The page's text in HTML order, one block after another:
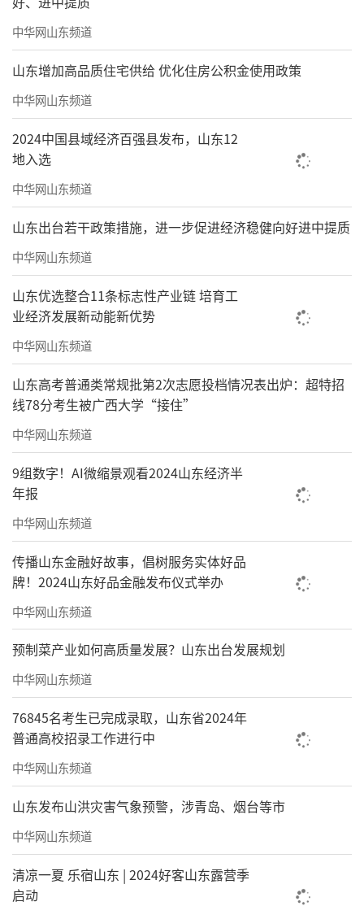
中华网山东频道
山东增加高品质住宅供给 优化住房公积金使用政策
中华网山东频道
2024中国县域经济百强县发布，山东12
地入选
中华网山东频道
山东出台若干政策措施，进一步促进经济稳健向好进中提质
中华网山东频道
山东优选整合11条标志性产业链 培育工
业经济发展新动能新优势
中华网山东频道
山东高考普通类常规批第2次志愿投档情况表出炉：超特招
线78分考生被广西大学“接住”
中华网山东频道
9组数字！AI微缩景观看2024山东经济半
年报
中华网山东频道
传播山东金融好故事，倡树服务实体好品
牌！2024山东好品金融发布仪式举办
中华网山东频道
预制菜产业如何高质量发展？山东出台发展规划
中华网山东频道
76845名考生已完成录取，山东省2024年
普通高校招录工作进行中
中华网山东频道
山东发布山洪灾害气象预警，涉青岛、烟台等市
中华网山东频道
清凉一夏 乐宿山东 | 2024好客山东露营季
启动